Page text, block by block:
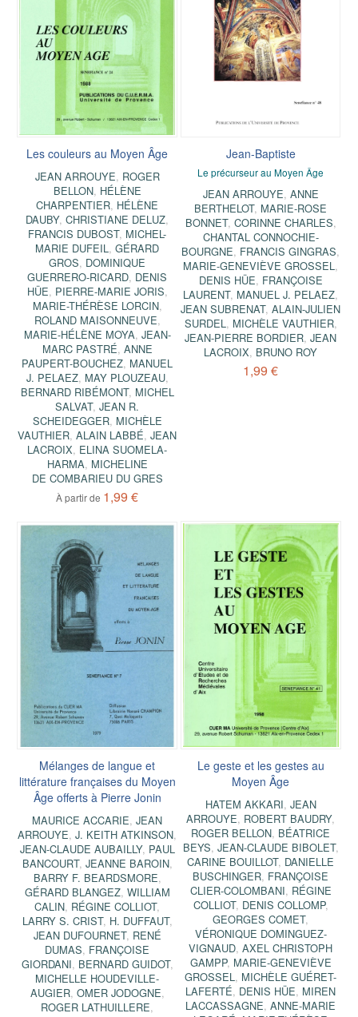
Les couleurs au Moyen Âge
JEAN ARROUYE, ROGER
BELLON, HÉLÈNE
CHARPENTIER, HÉLÈNE
DAUBY,CHRISTIANE DELUZ,
FRANCIS DUBOST, MICHEL-
MARIE DUFEIL,GÉRARD
GROS, DOMINIQUE
GUERRERO-RICARD, DENIS
HÜE, PIERRE-MARIE JORIS,
MARIE-THÉRÈSE LORCIN,
ROLAND MAISONNEUVE,
MARIE-HÉLÈNE MOYA, JEAN-
MARC PASTRÉ, ANNE
PAUPERT-BOUCHEZ, MANUEL
J. PELAEZ, MAY PLOUZEAU,
BERNARD RIBÉMONT, MICHEL
SALVAT,JEAN R.
SCHEIDEGGER, MICHÈLE
VAUTHIER,ALAIN LABBÉ,JEAN
LACROIX, ELINA SUOMELA-
HARMA, MICHELINE
DE COMBARIEU DU GRES
À partir de 1,99 €
Jean-Baptiste
Le précurseur au Moyen Âge
JEAN ARROUYE, ANNE
BERTHELOT, MARIE-ROSE
BONNET, CORINNE CHARLES,
CHANTAL CONNOCHIE-
BOURGNE, FRANCIS GINGRAS,
MARIE-GENEVIÈVE GROSSEL,
DENIS HÜE, FRANÇOISE
LAURENT, MANUEL J. PELAEZ,
JEAN SUBRENAT,ALAIN-JULIEN
SURDEL, MICHÈLE VAUTHIER,
JEAN-PIERRE BORDIER,JEAN
LACROIX, BRUNO ROY
1,99 €
Mélanges de langue et
littérature françaises du Moyen
Âge offerts à Pierre Jonin
MAURICE ACCARIE,JEAN
ARROUYE,J. KEITH ATKINSON,
JEAN-CLAUDE AUBAILLY, PAUL
BANCOURT, JEANNE BAROIN,
BARRY F. BEARDSMORE,
GÉRARD BLANGEZ, WILLIAM
CALIN, RÉGINE COLLIOT,
LARRY S. CRIST, H. DUFFAUT,
JEAN DUFOURNET, RENÉ
DUMAS, FRANÇOISE
GIORDANI, BERNARD GUIDOT,
MICHELLE HOUDEVILLE-
AUGIER, OMER JODOGNE,
ROGER LATHUILLERE,
Le geste et les gestes au
Moyen Âge
HATEM AKKARI, JEAN
ARROUYE, ROBERT BAUDRY,
ROGER BELLON, BÉATRICE
BEYS, JEAN-CLAUDE BIBOLET,
CARINE BOUILLOT, DANIELLE
BUSCHINGER, FRANÇOISE
CLIER-COLOMBANI, RÉGINE
COLLIOT, DENIS COLLOMP,
GEORGES COMET,
VÉRONIQUE DOMINGUEZ-
VIGNAUD,AXEL CHRISTOPH
GAMPP, MARIE-GENEVIÈVE
GROSSEL, MICHÈLE GUÉRET-
LAFERTÉ, DENIS HÜE, MIREN
LACCASSAGNE,ANNE-MARIE